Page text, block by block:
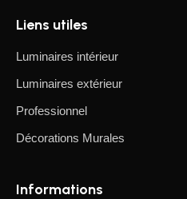
Liens utiles
Luminaires intérieur
Luminaires extérieur
Professionnel
Décorations Murales
Informations